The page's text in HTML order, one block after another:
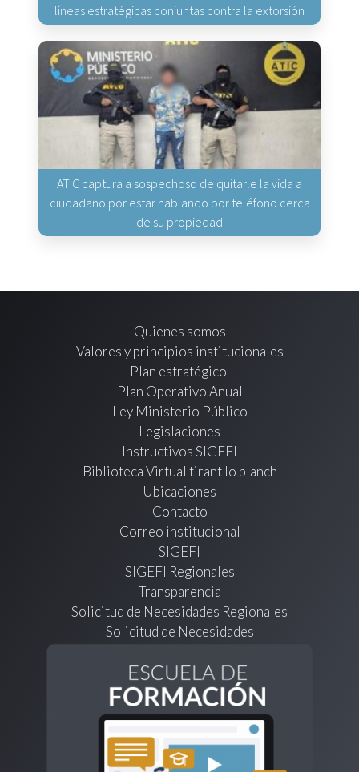
líneas estratégicas conjuntas contra la extorsión
ATIC captura a sospechoso de quitarle la vida a
ciudadano por estar hablando por teléfono cerca
de su propiedad
Quienes somos
Valores y principios institucionales
Plan estratégico
Plan Operativo Anual
Ley Ministerio Público
Legislaciones
Instructivos SIGEFI
Biblioteca Virtual tirant lo blanch
Ubicaciones
Contacto
Correo institucional
SIGEFI
SIGEFI Regionales
Transparencia
Solicitud de Necesidades Regionales
Solicitud de Necesidades